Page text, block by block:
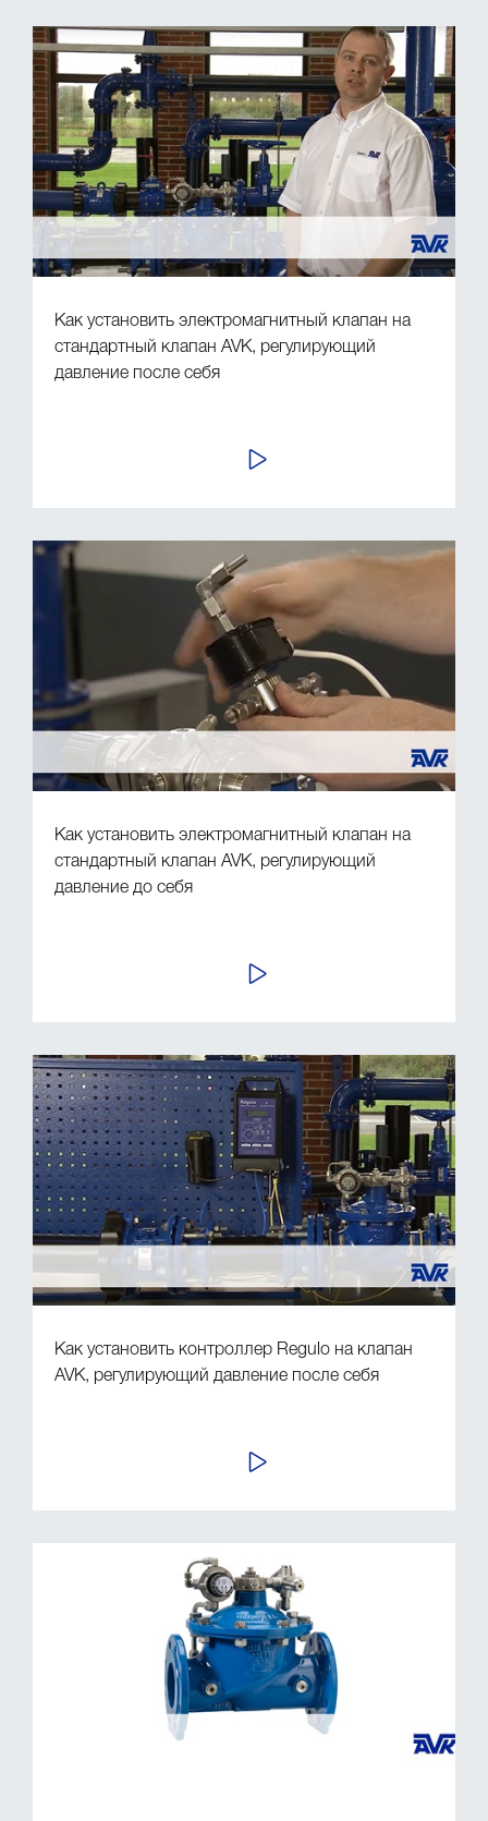
Как установить электромагнитный клапан на
стандартный клапан AVK, регулирующий
давление после себя
ПРОСМОТР
Как установить электромагнитный клапан на
стандартный клапан AVK, регулирующий
давление до себя
ПРОСМОТР
Как установить контроллер Regulo на клапан
AVK, регулирующий давление после себя
ПРОСМОТР